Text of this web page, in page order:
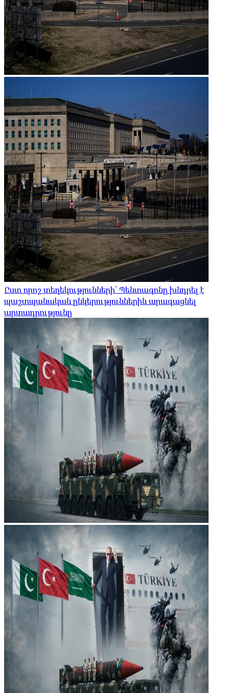
Ըստ որոշ տեղեկությունների՝ Պենտագոնը խնդրել է
պաշտպանական ընկերություններին արագացնել
արտադրությունը